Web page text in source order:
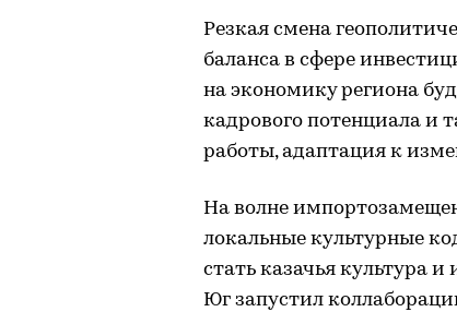
Резкая смена
баланса в сфере
на экономику региона
кадрового потенциала и
работы, адаптация к
На волне
локальные культурные
стать казачья культура
Юг запустил